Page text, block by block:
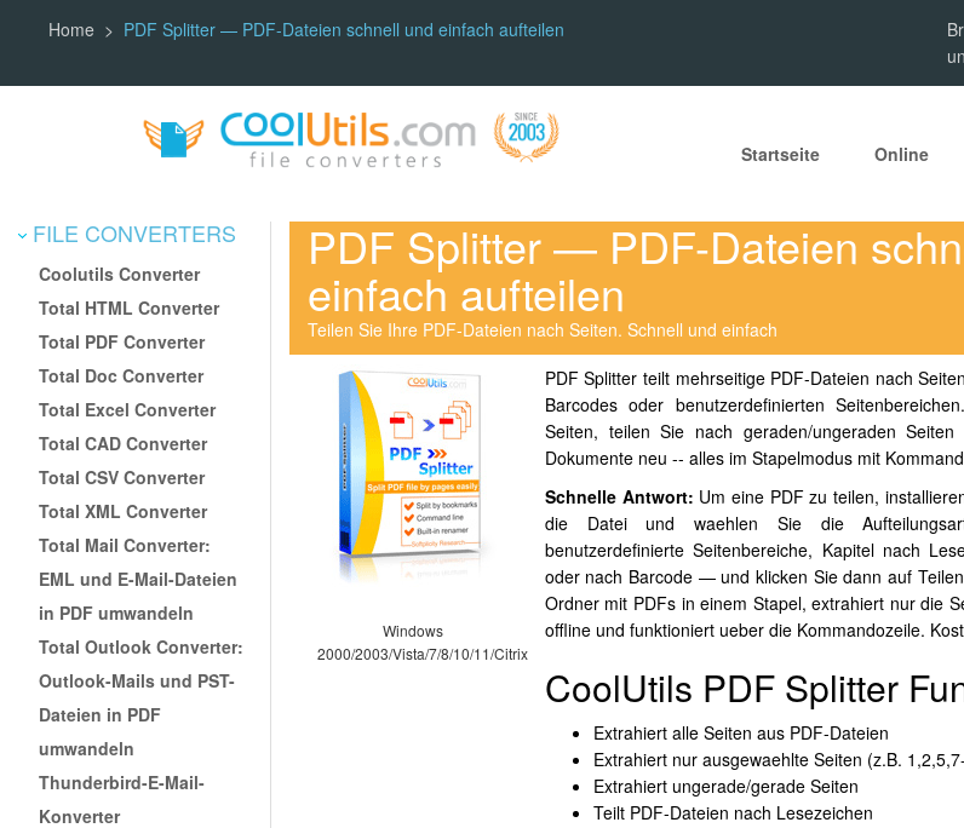
Home PDF Splitter — PDF-Dateien schnell und einfach aufteilen
Startseite Online
FILE CONVERTERS
Coolutils Converter
Total HTML Converter
Total PDF Converter
Total Doc Converter
Total Excel Converter
Total CAD Converter
Total CSV Converter
Total XML Converter
Total Mail Converter:
EML und E-Mail-Dateien
in PDF umwandeln
Total Outlook Converter:
Outlook-Mails und PST-
Dateien in PDF
umwandeln
Thunderbird-E-Mail-
Konverter
PDF Splitter — PDF-Dateien
einfach aufteilen
Teilen Sie Ihre PDF-Dateien nach Seiten. Schnell und einfach
Windows
2000/2003/Vista/7/8/10/11/Citrix
PDF Splitter teilt mehrseitige PDF-Dateien nach
Barcodes oder benutzerdefinierten
Seiten, teilen Sie nach geraden/ungeraden
Dokumente neu -- alles im Stapelmodus mit
Schnelle Antwort: Um eine PDF zu teilen,
die Datei und waehlen Sie die
benutzerdefinierte Seitenbereiche, Kapitel nach
oder nach Barcode — und klicken Sie dann auf
Ordner mit PDFs in einem Stapel, extrahiert nur die
offline und funktioniert ueber die Kommandozeile.
CoolUtils PDF Splitter
Extrahiert alle Seiten aus PDF-Dateien
Extrahiert nur ausgewaehlte Seiten (z.B.
Extrahiert ungerade/gerade Seiten
Teilt PDF-Dateien nach Lesezeichen